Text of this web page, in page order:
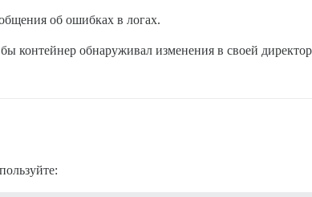
об ошибках в логах.
контейнер обнаруживал изменения в своей